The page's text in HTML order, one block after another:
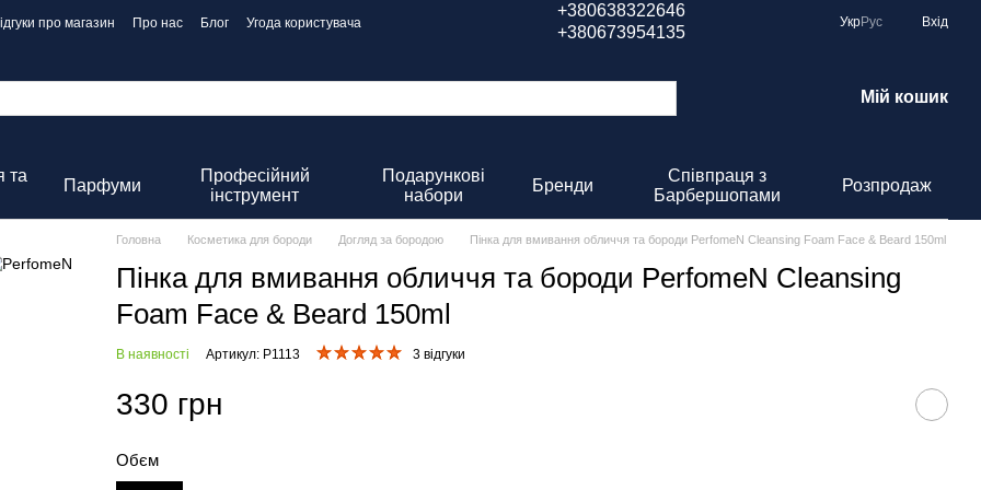
про магазин Про нас Блог
Угода користувача
+380638322646
+380673954135
УкрРус Вхід
Мій кошик
та
Парфуми
Професійний
інструмент
Подарункові
набори
Бренди
Співпраця з
Барбершопами
Розпродаж
Головна Косметика для бороди Догляд за бородою Пінка для вмивання обличчя та бороди PerfomeN Cleansing Foam Face & Beard 150ml
Пінка для вмивання обличчя та бороди PerfomeN Cleansing
Foam Face & Beard 150ml
В наявності Артикул: P1113 3 відгуки
330 грн
Обєм